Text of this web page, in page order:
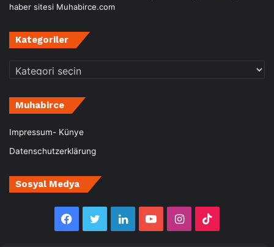
haber sitesi Muhabirce.com
Kategoriler
Kategoriler
Muhabirce
Impressum- Künye
Datenschutzerklärung
Sosyal Medya
Facebook
TwitterLinkedInYouTubeInstagram